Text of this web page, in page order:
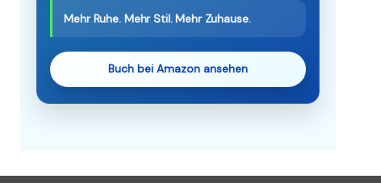
Mehr Ruhe. Mehr Stil. Mehr Zuhause.
Buch bei Amazon ansehen